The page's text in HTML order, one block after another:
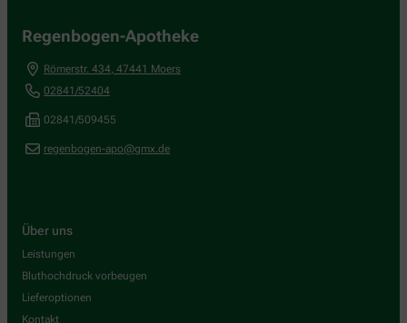
Regenbogen-Apotheke
Römerstr. 434, 47441 Moers
02841/52404
02841/509455
regenbogen-apo@gmx.de
Über uns
Leistungen
Bluthochdruck vorbeugen
Lieferoptionen
Kontakt